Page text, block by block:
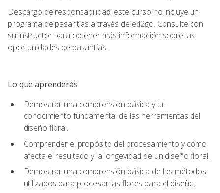
Descargo de responsabilidad: este curso no incluye un
programa de pasantías a través de ed2go. Consulte con
su instructor para obtener más información sobre las
oportunidades de pasantías.
Lo que aprenderás
Demostrar una comprensión básica y un
conocimiento fundamental de las herramientas del
diseño floral.
Comprender el propósito del procesamiento y cómo
afecta el resultado y la longevidad de un diseño floral.
Demostrar una comprensión básica de los métodos
utilizados para procesar las flores para el diseño.